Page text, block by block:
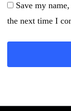
Save my
the next time I